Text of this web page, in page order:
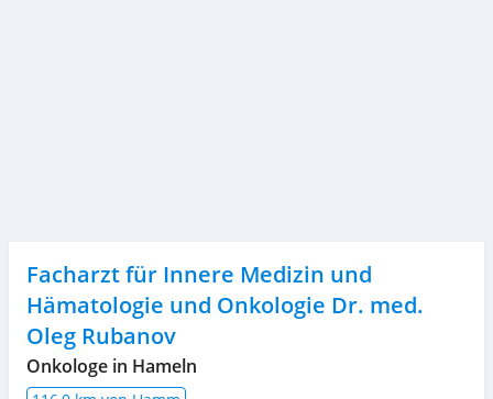
Facharzt für Innere Medizin und
Hämatologie und Onkologie Dr. med.
Oleg Rubanov
Onkologe in Hameln